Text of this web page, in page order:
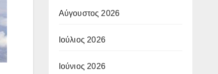
Αύγουστος 2026
Ιούλιος 2026
Ιούνιος 2026